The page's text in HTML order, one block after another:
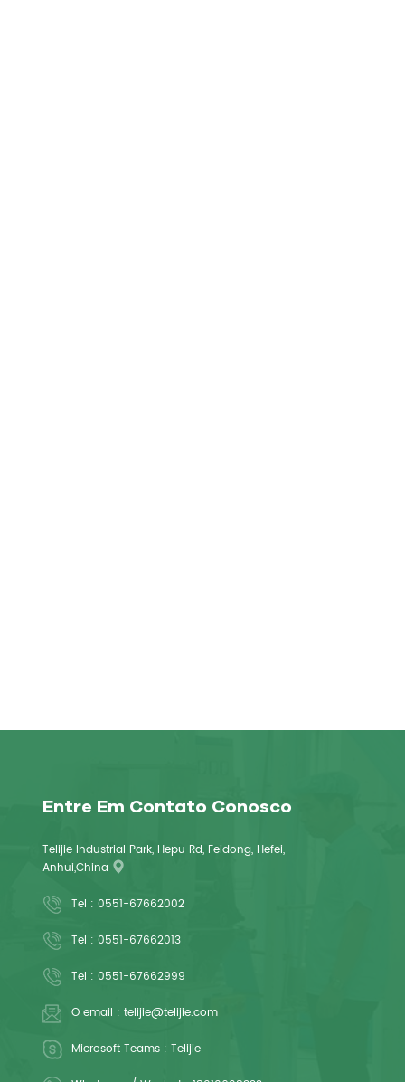
Entre Em Contato Conosco
Telijie Industrial Park, Hepu Rd, Feidong, Hefei,
Anhui,China
Tel : 0551-67662002
Tel : 0551-67662013
Tel : 0551-67662999
O email : telijie@telijie.com
Microsoft Teams : Telijie